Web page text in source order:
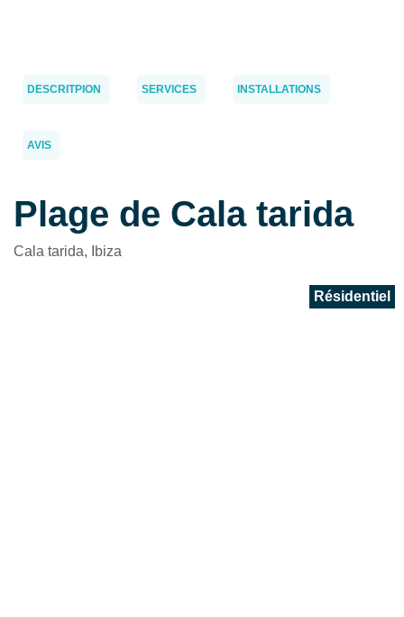
DESCRITPION SERVICES INSTALLATIONS
AVIS
Plage de Cala tarida
Cala tarida, Ibiza
Résidentiel